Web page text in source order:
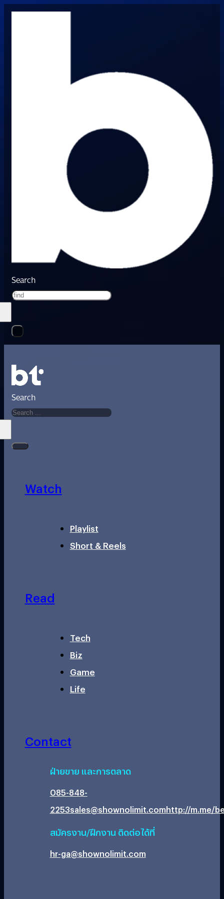
Search
Search
Watch
Playlist
Short & Reels
Read
Tech
Biz
Game
Life
Contact
ฝ่ายขาย และการตลาด
085-848-
2253sales@shownolimit.comhttp://m.me/
สมัครงาน/ฝึกงาน ติดต่อได้ที่
hr-ga@shownolimit.com